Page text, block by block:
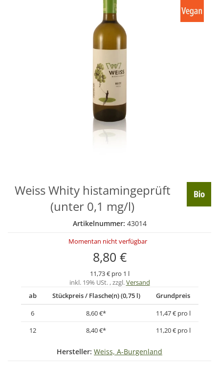
Weiss Whity histamingeprüft
(unter 0,1 mg/l)
Artikelnummer: 43014
Momentan nicht verfügbar
8,80 €
11,73 € pro 1 l
inkl. 19% USt. , zzgl.Versand
ab
Stückpreis / Flasche(n) (0,75 l)
Grundpreis
6
8,60 €*
11,47 € pro l
12
8,40 €* 11,20 € pro l
Hersteller: Weiss, A-Burgenland